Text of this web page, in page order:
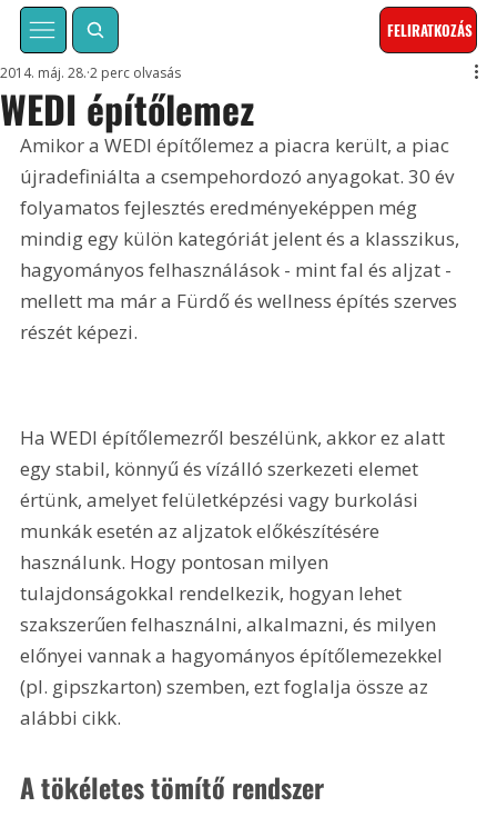
FELIRATKOZÁS
WEDI építőlemez
2014. máj. 28. 2 perc olvasás
Amikor a WEDI építőlemez a piacra került, a piac
újradefiniálta a csempehordozó anyagokat. 30 év
folyamatos fejlesztés eredményeképpen még
mindig egy külön kategóriát jelent és a klasszikus,
hagyományos felhasználások - mint fal és aljzat -
mellett ma már a Fürdő és wellness építés szerves
részét képezi.
Ha WEDI építőlemezről beszélünk, akkor ez alatt
egy stabil, könnyű és vízálló szerkezeti elemet
értünk, amelyet felületképzési vagy burkolási
munkák esetén az aljzatok előkészítésére
használunk. Hogy pontosan milyen
tulajdonságokkal rendelkezik, hogyan lehet
szakszerűen felhasználni, alkalmazni, és milyen
előnyei vannak a hagyományos építőlemezekkel
(pl. gipszkarton) szemben, ezt foglalja össze az
alábbi cikk.
A tökéletes tömítő rendszer